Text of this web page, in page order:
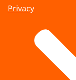
Privacy